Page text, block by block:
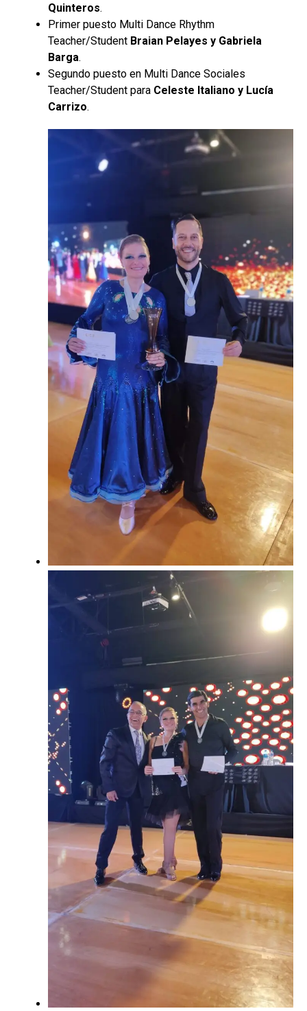
Quinteros.
Primer puesto Multi Dance Rhythm
Teacher/Student Braian Pelayes y Gabriela
Barga.
Segundo puesto en Multi Dance Sociales
Teacher/Student para Celeste Italiano y Lucía
Carrizo.